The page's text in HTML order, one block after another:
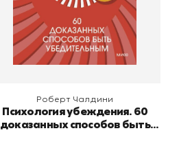
В корзину
Роберт Чалдини
Психология убеждения. 60
доказанных способов быть